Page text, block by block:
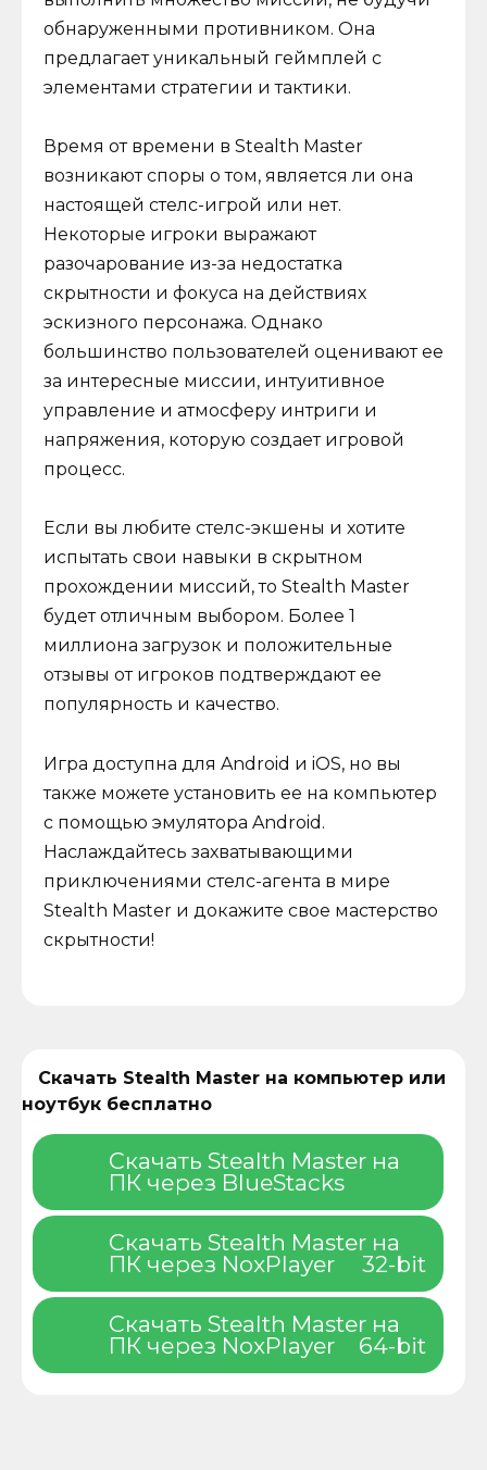
обнаруженными противником. Она
предлагает уникальный геймплей с
элементами стратегии и тактики.
Время от времени в Stealth Master
возникают споры о том, является ли она
настоящей стелс-игрой или нет.
Некоторые игроки выражают
разочарование из-за недостатка
скрытности и фокуса на действиях
эскизного персонажа. Однако
большинство пользователей оценивают ее
за интересные миссии, интуитивное
управление и атмосферу интриги и
напряжения, которую создает игровой
процесс.
Если вы любите стелс-экшены и хотите
испытать свои навыки в скрытном
прохождении миссий, то Stealth Master
будет отличным выбором. Более 1
миллиона загрузок и положительные
отзывы от игроков подтверждают ее
популярность и качество.
Игра доступна для Android и iOS, но вы
также можете установить ее на компьютер
с помощью эмулятора Android.
Наслаждайтесь захватывающими
приключениями стелс-агента в мире
Stealth Master и докажите свое мастерство
скрытности!
Скачать Stealth Master на компьютер или
ноутбук бесплатно
Скачать Stealth Master на
ПК через BlueStacks
Скачать Stealth Master на
ПК через NoxPlayer
32-bit
Скачать Stealth Master на
ПК через NoxPlayer
64-bit